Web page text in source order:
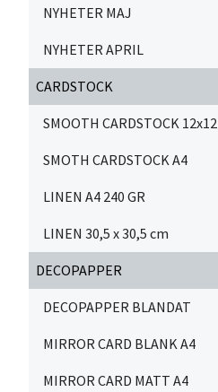
NYHETER MAJ
NYHETER APRIL
CARDSTOCK
SMOOTH CARDSTOCK 12x12
SMOTH CARDSTOCK A4
LINEN A4 240 GR
LINEN 30,5 x 30,5 cm
DECOPAPPER
DECOPAPPER BLANDAT
MIRROR CARD BLANK A4
MIRROR CARD MATT A4